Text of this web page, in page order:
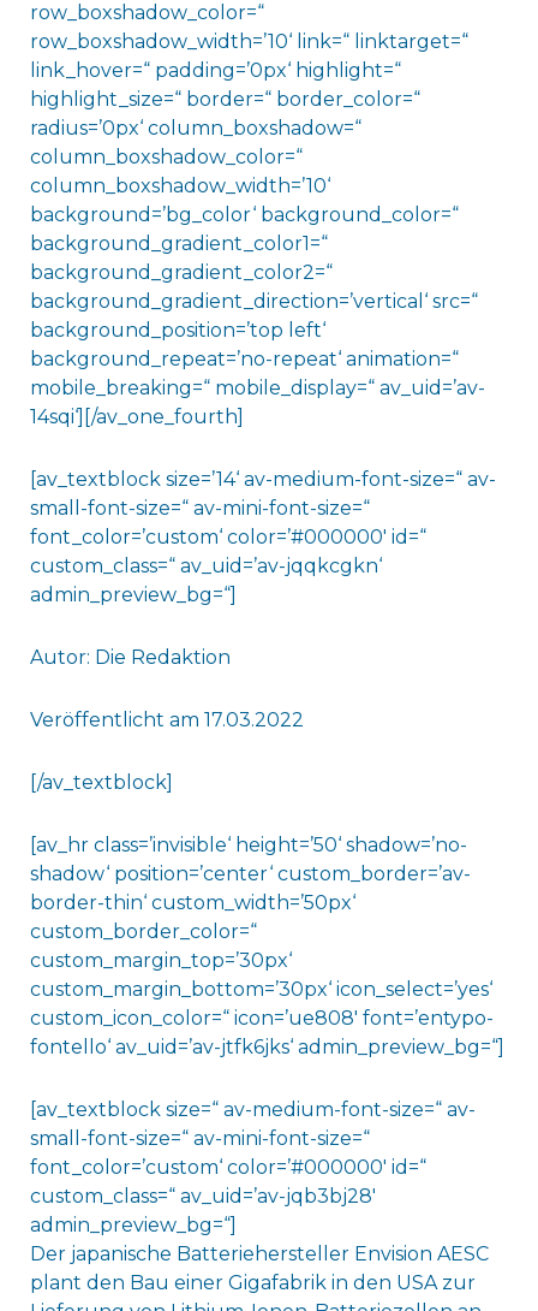
row_boxshadow_color=“
row_boxshadow_width=’10‘ link=“ linktarget=“
link_hover=“ padding=’0px‘ highlight=“
highlight_size=“ border=“ border_color=“
radius=’0px‘ column_boxshadow=“
column_boxshadow_color=“
column_boxshadow_width=’10‘
background=’bg_color‘ background_color=“
background_gradient_color1=“
background_gradient_color2=“
background_gradient_direction=’vertical‘ src=“
background_position=’top left‘
background_repeat=’no-repeat‘ animation=“
mobile_breaking=“ mobile_display=“ av_uid=’av-
14sqi‘][/av_one_fourth]
[av_textblock size=’14‘ av-medium-font-size=“ av-
small-font-size=“ av-mini-font-size=“
font_color=’custom‘ color=’#000000′ id=“
custom_class=“ av_uid=’av-jqqkcgkn‘
admin_preview_bg=“]
Autor: Die Redaktion
Veröffentlicht am 17.03.2022
[/av_textblock]
[av_hr class=’invisible‘ height=’50‘ shadow=’no-
shadow‘ position=’center‘ custom_border=’av-
border-thin‘ custom_width=’50px‘
custom_border_color=“
custom_margin_top=’30px‘
custom_margin_bottom=’30px‘ icon_select=’yes‘
custom_icon_color=“ icon=’ue808′ font=’entypo-
fontello‘ av_uid=’av-jtfk6jks‘ admin_preview_bg=“]
[av_textblock size=“ av-medium-font-size=“ av-
small-font-size=“ av-mini-font-size=“
font_color=’custom‘ color=’#000000′ id=“
custom_class=“ av_uid=’av-jqb3bj28′
admin_preview_bg=“]
Der japanische Batteriehersteller Envision AESC
plant den Bau einer Gigafabrik in den USA zur